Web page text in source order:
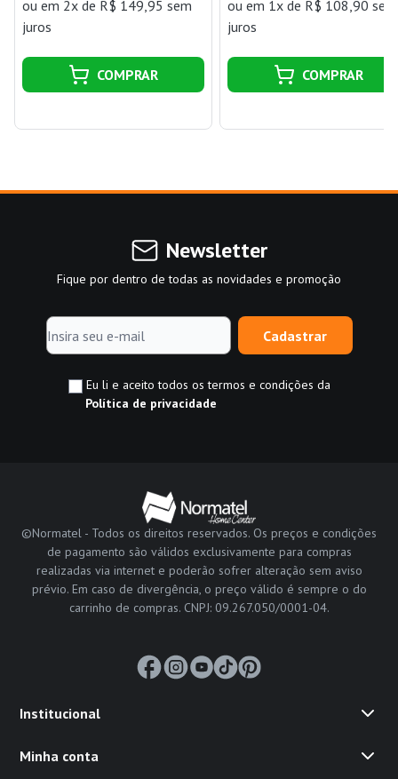
ou em 2x de R$ 149,95 sem
juros
COMPRAR
ouem 1x de R$ 108,90 sem
juros
COMPRAR
Newsletter
Fique por dentro de todas as novidades e promoção
Cadastrar
Eu li e aceito todos os termos e condições da
Política de privacidade
©Normatel - Todos os direitos reservados. Os preços e condições
de pagamento são válidos exclusivamente para compras
realizadas via internet e poderão sofrer alteração sem aviso
prévio. Em caso de divergência, o preço válido é sempre o do
carrinho de compras. CNPJ: 09.267.050/0001-04.
Institucional
Minha conta